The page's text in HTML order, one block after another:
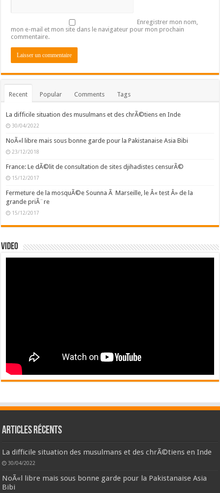
Enregistrer mon nom,
mon e-mail et mon site dans le navigateur pour mon prochain
commentaire.
Recent Popular Comments Tags
La difficile situation des musulmans et des chrÃ©tiens en Inde
30/04/2022
NoÃ«l libre mais sous bonne garde pour la Pakistanaise Asia Bibi
23/12/2018
France: Le dÃ©lit de consultation de sites djihadistes censurÃ©
15/12/2017
Fermeture de la mosquÃ©e Sounna Ã Marseille, le Â« test Â» de la
grande priÃ¨re
15/12/2017
Video
Articles récents
La difficile situation des musulmans et des chrÃ©tiens en Inde
30/04/2022
NoÃ«l libre mais sous bonne garde pour la Pakistanaise Asia
Bibi